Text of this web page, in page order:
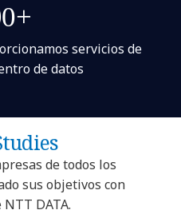
servicios de
de datos
de todos los
sus objetivos con
DATA.